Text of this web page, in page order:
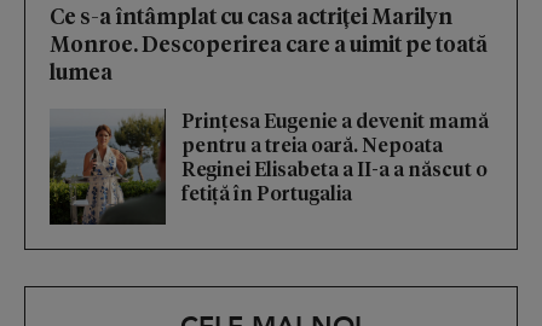
Ce s-a întâmplat cu casa actriței Marilyn
Monroe. Descoperirea care a uimit pe toată
lumea
Prințesa Eugenie a devenit mamă
pentru a treia oară. Nepoata
Reginei Elisabeta a II-a a născut o
fetiță în Portugalia